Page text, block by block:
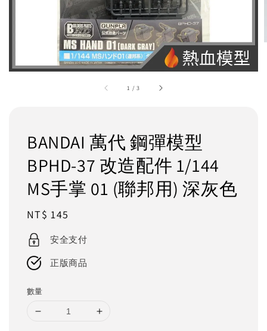
1 /3
BANDAI 萬代 鋼彈模型
BPHD-37 改造配件 1/144
MS手掌 01 (聯邦用) 深灰色
Regular
price
NT$ 145
安全支付
正版商品
數量